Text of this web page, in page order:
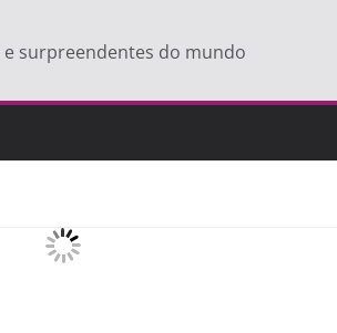
surpreendentes do mundo